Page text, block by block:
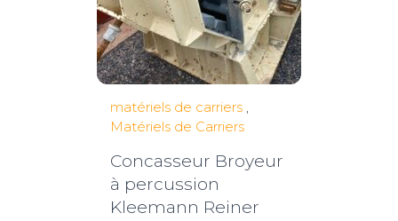
matériels de carriers ,
Matériels de Carriers
Concasseur Broyeur
à percussion
Kleemann Reiner